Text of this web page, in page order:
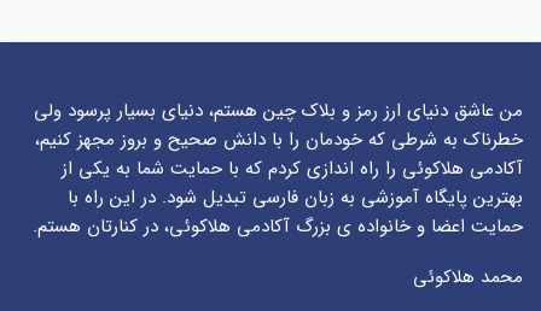
من عاشق دنیای ارز رمز و بلاک چین هستم، دنیای بسیار پرسود ولی
خطرناک به شرطی که خودمان را با دانش صحیح و بروز مجهز کنیم،
آکادمی هلاکوئی را راه اندازی کردم که با حمایت شما به یکی از
بهترین پایگاه آموزشی به زبان فارسی تبدیل شود. در این راه با
حمایت اعضا و خانواده ی بزرگ آکادمی هلاکوئی، در کنارتان هستم.
محمد هلاکوئی